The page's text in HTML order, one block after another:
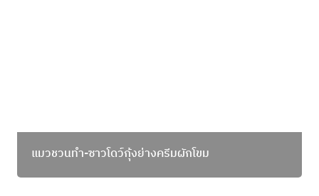
แมวชวนทำ-ซาวโดว์กุ้งย่างครีมผักโขม